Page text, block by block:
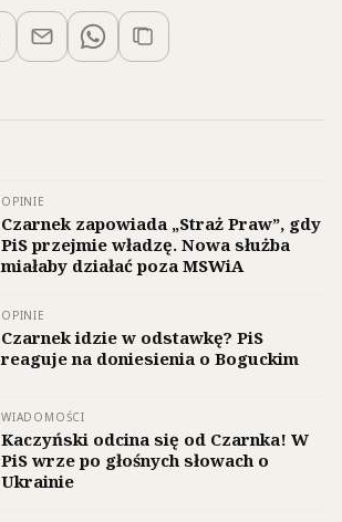
OPINIE
Czarnek zapowiada „Straż Praw”, gdy
PiS przejmie władzę. Nowa służba
miałaby działać poza MSWiA
OPINIE
Czarnek idzie w odstawkę? PiS
reaguje na doniesienia o Boguckim
WIADOMOŚCI
Kaczyński odcina się od Czarnka! W
PiS wrze po głośnych słowach o
Ukrainie